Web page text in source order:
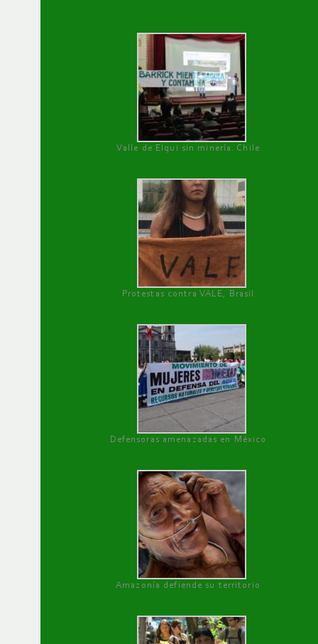
Valle de Elqui sin minería. Chile
Protestas contra VALE, Brasil
Defensoras amenazadas en México
Amazonía defiende su territorio